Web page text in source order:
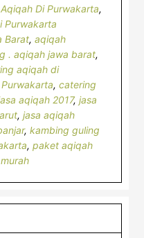
Aqiqah Di Purwakarta,
Purwakarta
Barat,aqiqah
. aqiqah jawa barat,
aqiqah di
,catering
aqiqah 2017,jasa
,jasa aqiqah
,kambing guling
,paket aqiqah